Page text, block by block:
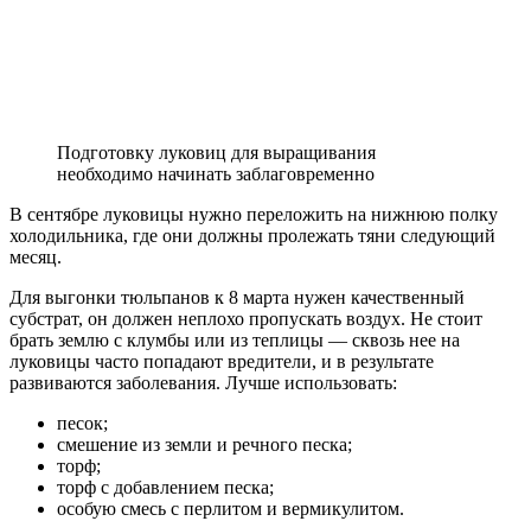
Подготовку луковиц для выращивания
необходимо начинать заблаговременно
В сентябре луковицы нужно переложить на нижнюю полку
холодильника, где они должны пролежать тяни следующий
месяц.
Для выгонки тюльпанов к 8 марта нужен качественный
субстрат, он должен неплохо пропускать воздух. Не стоит
брать землю с клумбы или из теплицы — сквозь нее на
луковицы часто попадают вредители, и в результате
развиваются заболевания. Лучше использовать:
песок;
смешение из земли и речного песка;
торф;
торф с добавлением песка;
особую смесь с перлитом и вермикулитом.